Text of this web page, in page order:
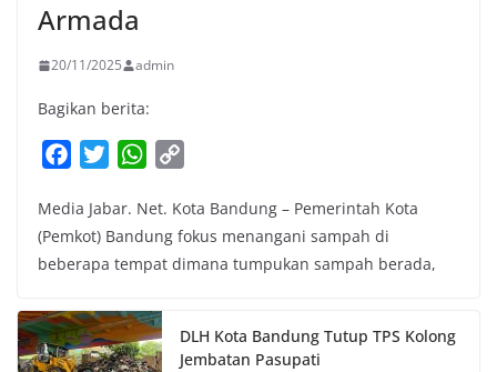
Armada
20/11/2025 admin
Bagikan berita:
c
e
b
o
k
i
t
t
r
W
a
t
s
p
p
p
y
L
n
k
Media Jabar. Net. Kota Bandung – Pemerintah Kota
(Pemkot) Bandung fokus menangani sampah di
beberapa tempat dimana tumpukan sampah berada,
DLH Kota Bandung Tutup TPS Kolong
Jembatan Pasupati